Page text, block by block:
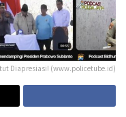
Diapresiasi! (www.policetube.id)